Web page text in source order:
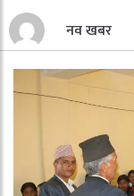
नव खबर